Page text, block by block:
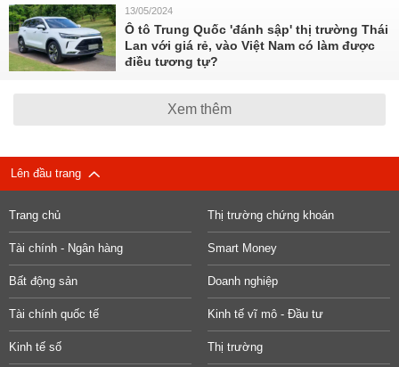
13/05/2024
Ô tô Trung Quốc 'đánh sập' thị trường Thái
Lan với giá rẻ, vào Việt Nam có làm được
điều tương tự?
Xem thêm
Lên đầu trang
Trang chủ Thị trường chứng khoán
Tài chính - Ngân hàng Smart Money
Bất động sản Doanh nghiệp
Tài chính quốc tế Kinh tế vĩ mô - Đầu tư
Kinh tế số Thị trường